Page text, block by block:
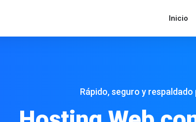
Inicio
Rápido, seguro y